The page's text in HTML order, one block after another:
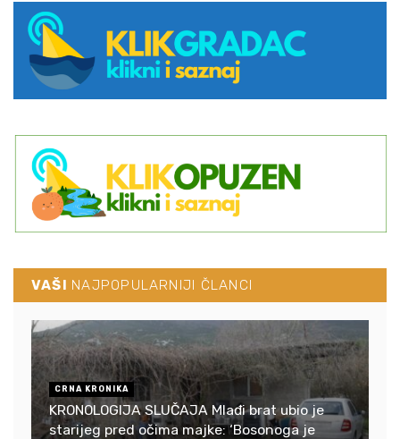
VAŠI NAJPOPULARNIJI ČLANCI
CRNA KRONIKA
KRONOLOGIJA SLUČAJA Mlađi brat ubio je
starijeg pred očima majke: ‘Bosonoga je